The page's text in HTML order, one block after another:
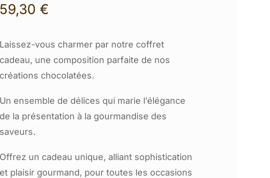
59,30 €
Laissez-vous charmer par notre coffret
cadeau, une composition parfaite de nos
créations chocolatées.
Un ensemble de délices qui marie l’élégance
de la présentation à la gourmandise des
saveurs.
Offrez un cadeau unique, alliant sophistication
et plaisir gourmand, pour toutes les occasions